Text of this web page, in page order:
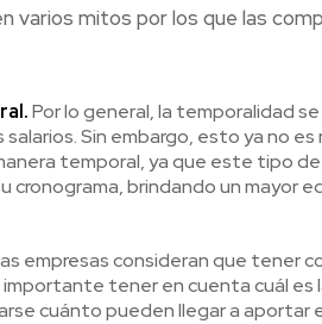
varios mitos por los que las
Por lo general, la temporalidad
Sin embargo, esto ya no
temporal, ya que este tipo
cronograma, brindando un mayor
empresas consideran que tener
importante tener en cuenta cuál
cuánto pueden llegar a